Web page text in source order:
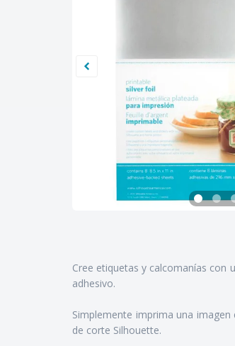
Cree etiquetas y calcomanías con
adhesivo.
Simplemente imprima una
de corte Silhouette.